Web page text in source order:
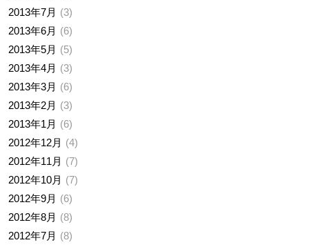
2013年7月
3
2013年6月
6
2013年5月
5
2013年4月
3
2013年3月
6
2013年2月
3
2013年1月
6
2012年12月
4
2012年11月
7
2012年10月
7
2012年9月
6
2012年8月
8
2012年7月
8